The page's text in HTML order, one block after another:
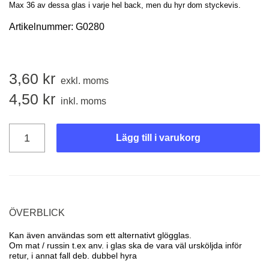
Max 36 av dessa glas i varje hel back, men du hyr dom styckevis.
Artikelnummer: G0280
3,60 kr exkl. moms
4,50 kr inkl. moms
Lägg till i varukorg
ÖVERBLICK
Kan även användas som ett alternativt glögglas.
Om mat / russin t.ex anv. i glas ska de vara väl ursköljda inför
retur, i annat fall deb. dubbel hyra